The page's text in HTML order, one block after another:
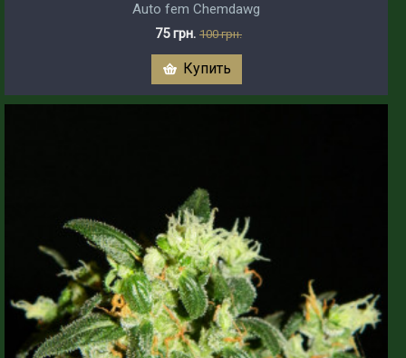
Auto fem Chemdawg
75 грн. 100 грн.
Купить